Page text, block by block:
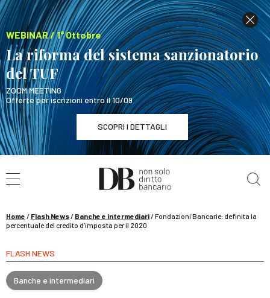
WEBINAR / 1° Ottobre
La riforma del sistema sanzionatorio
del TUF
ZOOM MEETING
Offerte per iscrizioni entro il 10/09
SCOPRI I DETTAGLI
WEBINAR / 1° Ottobre
La riforma del sistema sanzionatorio del TUF
Home / Flash News/ Banche e intermediari/Fondazioni Bancarie: definita la
percentuale del credito d’imposta per il 2020
FLASH NEWS
Banche e intermediari